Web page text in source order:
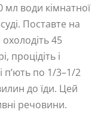
мл води кімнатної
Поставте на
45
процідіть і
п’ють по 1/3–1/2
до їди. Цей
речовини.